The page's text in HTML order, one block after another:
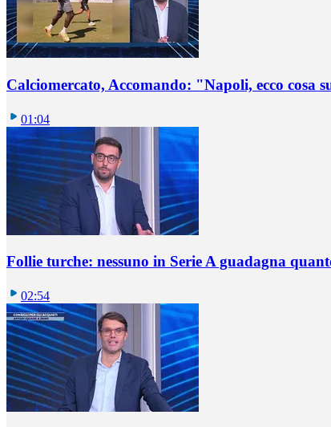
Calciomercato, Accomando: "Napoli, ecco cosa
01:04
Follie turche: nessuno in Serie A guadagna
02:54